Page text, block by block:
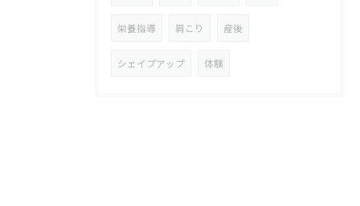
栄養指導 肩こり 産後
シェイプアップ 体験